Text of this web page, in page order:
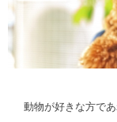
動物が好きな方で